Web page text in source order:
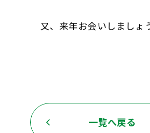
又、来年お会いしましょ
一覧へ戻る